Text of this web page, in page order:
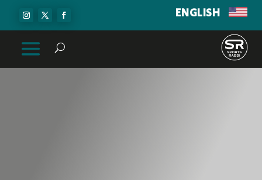
ENGLISH